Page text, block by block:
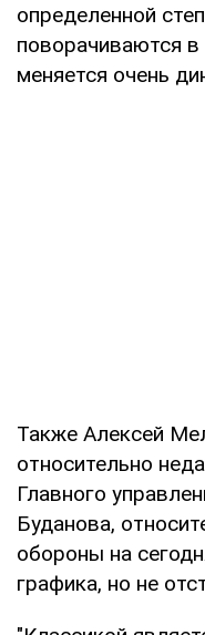
определенной
поворачиваются
меняется очень
Также Алексей
относительно
Главного
Буданова,
обороны на
графика, но не